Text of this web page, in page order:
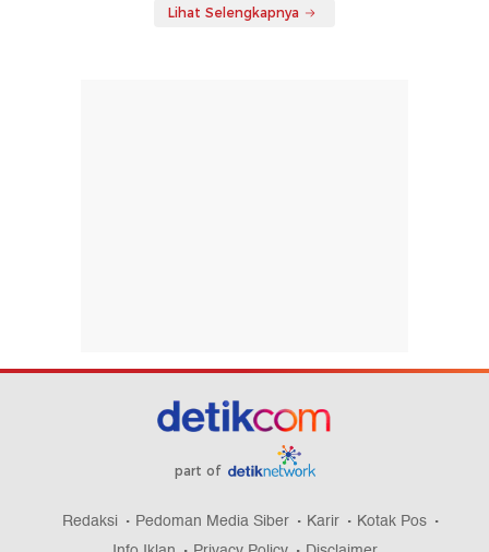
Lihat Selengkapnya
part of
Redaksi Pedoman Media Siber Karir
Kotak Pos